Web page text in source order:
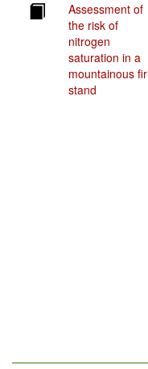
Assessment of
the risk of
nitrogen
saturation in a
mountainous fir
stand